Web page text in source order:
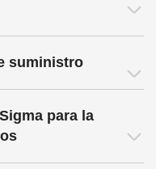
suministro
para la